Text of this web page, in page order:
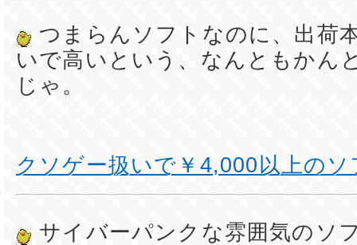
つまらんソフトなのに、出荷
いで高いという、なんともかん
じゃ。
クソゲー扱いで￥4,000以上のソ
サイバーパンクな雰囲気のソ